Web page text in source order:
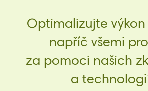
Optimalizujte
napříč všemi
za pomoci našich
a